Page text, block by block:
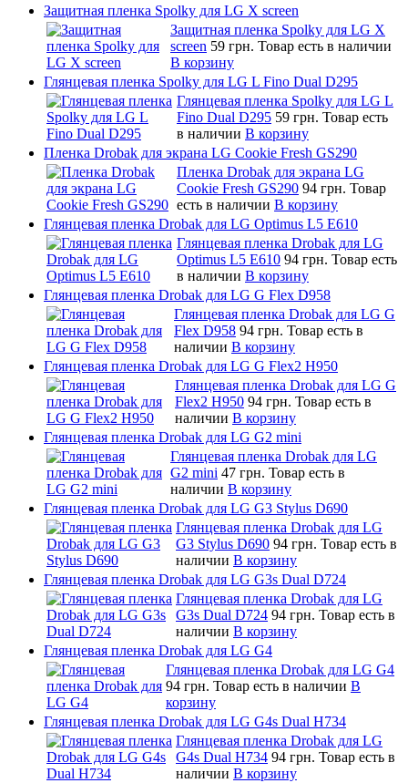
Защитная пленка Spolky для LG X screen
Защитная пленка Spolky для LG X
screen 59 грн. Товар есть в наличии
В корзину
Глянцевая пленка Spolky для LG L Fino Dual D295
Глянцевая пленка Spolky для LG L
Fino Dual D295 59 грн. Товар есть
в наличии В корзину
Пленка Drobak для экрана LG Cookie Fresh GS290
Пленка Drobak для экрана LG
Cookie Fresh GS290 94 грн. Товар
есть в наличии В корзину
Глянцевая пленка Drobak для LG Optimus L5 E610
Глянцевая пленка Drobak для LG
Optimus L5 E610 94 грн. Товар есть
в наличии В корзину
Глянцевая пленка Drobak для LG G Flex D958
Глянцевая пленка Drobak для LG G
Flex D958 94 грн. Товар есть в
наличии В корзину
Глянцевая пленка Drobak для LG G Flex2 H950
Глянцевая пленка Drobak для LG G
Flex2 H950 94 грн. Товар есть в
наличии В корзину
Глянцевая пленка Drobak для LG G2 mini
Глянцевая пленка Drobak для LG
G2 mini 47 грн. Товар есть в
наличии В корзину
Глянцевая пленка Drobak для LG G3 Stylus D690
Глянцевая пленка Drobak для LG
G3 Stylus D690 94 грн. Товар есть в
наличии В корзину
Глянцевая пленка Drobak для LG G3s Dual D724
Глянцевая пленка Drobak для LG
G3s Dual D724 94 грн. Товар есть в
наличии В корзину
Глянцевая пленка Drobak для LG G4
Глянцевая пленка Drobak для LG G4
94 грн. Товар есть в наличии В
корзину
Глянцевая пленка Drobak для LG G4s Dual H734
Глянцевая пленка Drobak для LG
G4s Dual H734 94 грн. Товар есть в
наличии В корзину